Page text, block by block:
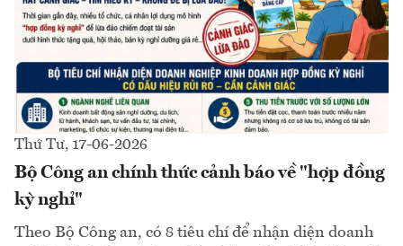
Thứ Tư, 17-06-2026
Bộ Công an chính thức cảnh báo về "hợp đồng
kỳ nghỉ"
Theo Bộ Công an, có 8 tiêu chí để nhận diện doanh